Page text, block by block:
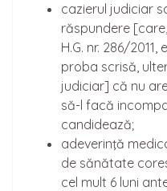
cazierul judiciar
răspundere
H.G. nr. 286/
proba scrisă,
judiciar] că nu
să-l facă
candidează;
adeverinţă
de sănătate
cel mult 6 luni